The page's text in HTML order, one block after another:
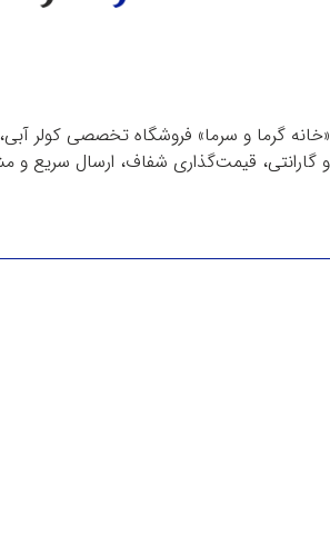
«خانه گرما و سرما» فروشگاه تخصصی کولر
و گارانتی، قیمت‌گذاری شفاف، ارسال سریع و